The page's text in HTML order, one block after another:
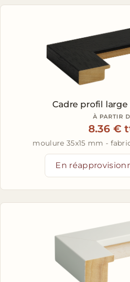
Cadre profil
À PARTIR
8.36 €
moulure 35x15 mm -
En